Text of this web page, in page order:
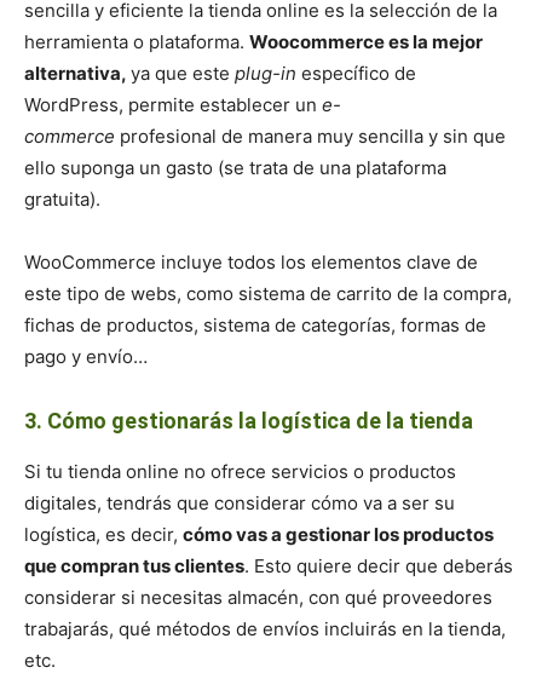
sencilla y eficiente la tienda online es la selección de la
herramienta o plataforma. Woocommerce es la mejor
alternativa, ya que este plug-in específico de
WordPress, permite establecer un e-
commerce profesional de manera muy sencilla y sin que
ello suponga un gasto (se trata de una plataforma
gratuita).
WooCommerce incluye todos los elementos clave de
este tipo de webs, como sistema de carrito de la compra,
fichas de productos, sistema de categorías, formas de
pago y envío…
3. Cómo gestionarás la logística de la tienda
Si tu tienda online no ofrece servicios o productos
digitales, tendrás que considerar cómo va a ser su
logística, es decir, cómo vas a gestionar los productos
que compran tus clientes. Esto quiere decir que deberás
considerar si necesitas almacén, con qué proveedores
trabajarás, qué métodos de envíos incluirás en la tienda,
etc.